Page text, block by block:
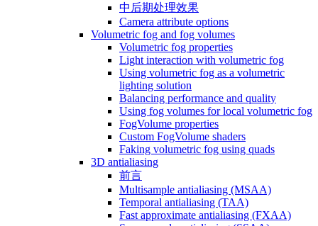
中后期处理效果
Camera attribute options
Volumetric fog and fog volumes
Volumetric fog properties
Light interaction with volumetric fog
Using volumetric fog as a volumetric
lighting solution
Balancing performance and quality
Using fog volumes for local volumetric fog
FogVolume properties
Custom FogVolume shaders
Faking volumetric fog using quads
3D antialiasing
前言
Multisample antialiasing (MSAA)
Temporal antialiasing (TAA)
Fast approximate antialiasing (FXAA)